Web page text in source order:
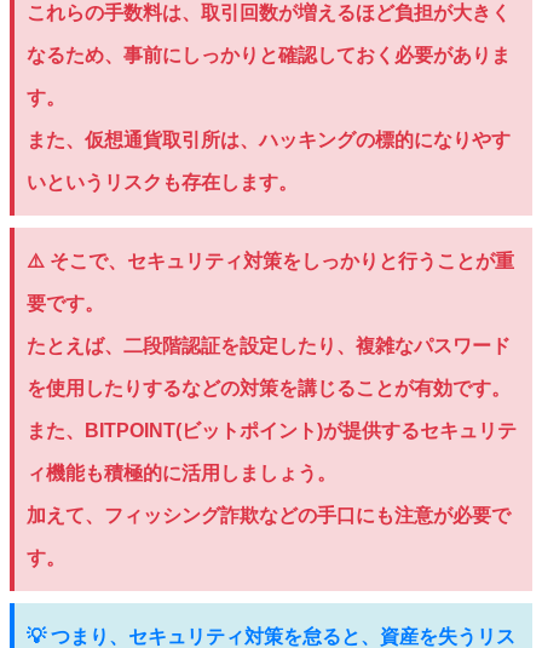
これらの手数料は、取引回数が増えるほど負担が大きく
なるため、事前にしっかりと確認しておく必要がありま
す。
また、仮想通貨取引所は、ハッキングの標的になりやす
いというリスクも存在します。
⚠️ そこで、セキュリティ対策をしっかりと行うことが重
要です。
たとえば、二段階認証を設定したり、複雑なパスワード
を使用したりするなどの対策を講じることが有効です。
また、BITPOINT(ビットポイント)が提供するセキュリテ
ィ機能も積極的に活用しましょう。
加えて、フィッシング詐欺などの手口にも注意が必要で
す。
💡 つまり、セキュリティ対策を怠ると、資産を失うリス